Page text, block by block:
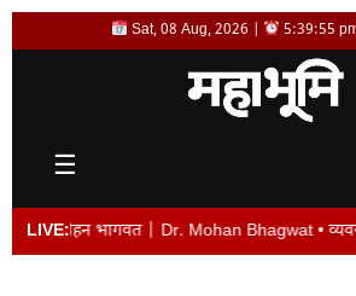
Skip
Sat, 08 Aug, 2026 | 5:39:56
☰
LIVE:
Bhagwat • व्यवस्थापकीय संचालक विजय